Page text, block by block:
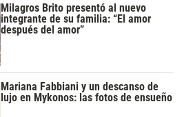
Milagros Brito presentó al nuevo
integrante de su familia: “El amor
después del amor”
Mariana Fabbiani y un descanso de
lujo en Mykonos: las fotos de ensueño